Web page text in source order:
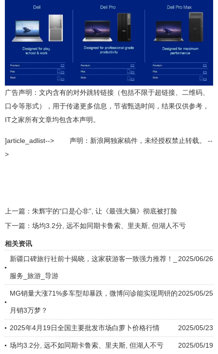
广告声明：文内含有的对外跳转链接（包括不限于超链接、二维码、
口令等形式），用于传递更多信息，节省甄选时间，结果仅供参考，
IT之家所有文章均包含本声明。
]article_adlist--> 声明：新浪网独家稿件，未经授权禁止转载。 --
>
上一篇： 朱辉宇的“口是心非”, 让《最强大脑》彻底被打脸
下一篇： 场均3.2分, 远不如同期卡鲁索、里夫斯, 但湖人不亏
相关资讯
2025/06/26
新疆口碑旅行社前十揭晓，这家获游客一致强力推荐！_
服务_旅游_导游
2025/05/25
MG销量大涨71%多车型却暴跌，微博问诊能实现周钘的
月销3万梦？
2025/05/23
2025年4月19日全国主要批发市场白萝卜价格行情
2025/05/19
场均3.2分, 远不如同期卡鲁索、里夫斯, 但湖人不亏